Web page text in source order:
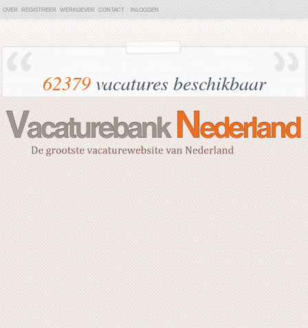
OVER REGISTREER WERKGEVER CONTACT INLOGGEN
62379vacatures beschikbaar